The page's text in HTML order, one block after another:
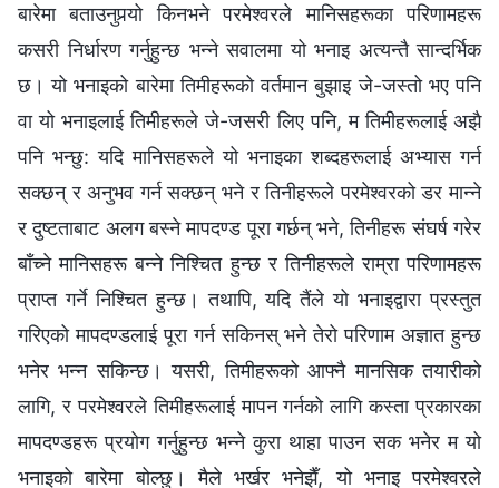
बारेमा बताउनुपर्‍यो किनभने परमेश्‍वरले मानिसहरूका परिणामहरू
कसरी निर्धारण गर्नुहुन्छ भन्ने सवालमा यो भनाइ अत्यन्तै सान्दर्भिक
छ। यो भनाइको बारेमा तिमीहरूको वर्तमान बुझाइ जे-जस्तो भए पनि
वा यो भनाइलाई तिमीहरूले जे-जसरी लिए पनि, म तिमीहरूलाई अझै
पनि भन्छु: यदि मानिसहरूले यो भनाइका शब्दहरूलाई अभ्यास गर्न
सक्छन् र अनुभव गर्न सक्छन् भने र तिनीहरूले परमेश्‍वरको डर मान्ने
र दुष्टताबाट अलग बस्ने मापदण्ड पूरा गर्छन् भने, तिनीहरू संघर्ष गरेर
बाँच्‍ने मानिसहरू बन्ने निश्‍चित हुन्छ र तिनीहरूले राम्रा परिणामहरू
प्राप्त गर्ने निश्चित हुन्छ। तथापि, यदि तैंले यो भनाइद्वारा प्रस्तुत
गरिएको मापदण्डलाई पूरा गर्न सकिनस् भने तेरो परिणाम अज्ञात हुन्छ
भनेर भन्न सकिन्छ। यसरी, तिमीहरूको आफ्नै मानसिक तयारीको
लागि, र परमेश्‍वरले तिमीहरूलाई मापन गर्नको लागि कस्ता प्रकारका
मापदण्डहरू प्रयोग गर्नुहुन्छ भन्ने कुरा थाहा पाउन सक भनेर म यो
भनाइको बारेमा बोल्छु। मैले भर्खर भनेझैँ, यो भनाइ परमेश्‍वरले